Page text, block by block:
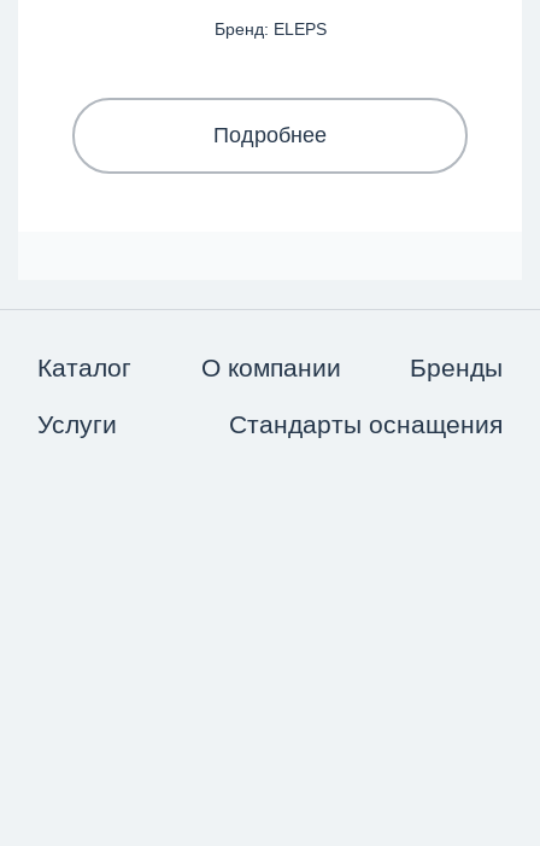
Бренд: ELEPS
Подробнее
Каталог О компании Бренды
Услуги Стандарты оснащения